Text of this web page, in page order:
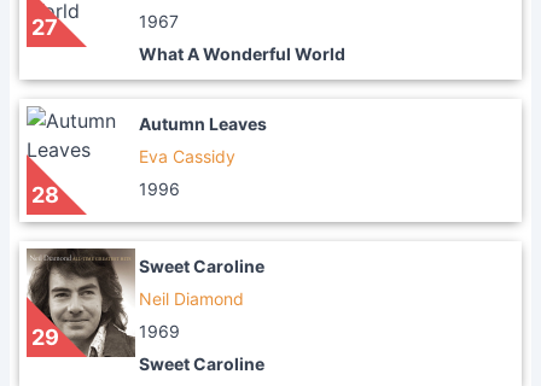
27
1967
What A Wonderful World
28
Autumn Leaves
Eva Cassidy
1996
29
Sweet Caroline
Neil Diamond
1969
Sweet Caroline